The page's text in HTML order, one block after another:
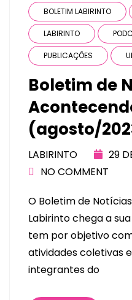
BOLETIM LABIRINTO
LABIRINTO
PUBLICAÇÕES
Boletim de
(agosto/
LABIRINTO
29
NO COMMENT
O Boletim de
Labirinto chega a
tem por objetivo
atividades coletivas
integrantes do